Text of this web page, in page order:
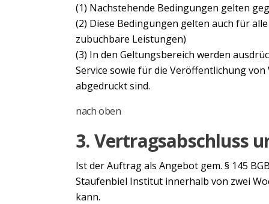
(1) Nachstehende Bedingungen gelten
(2) Diese Bedingungen gelten auch für
zubuchbare Leistungen)
(3) In den Geltungsbereich werden
Service sowie für die Veröffentlichung
abgedruckt sind.
nach oben
3. Vertragsabschluss
Ist der Auftrag als Angebot gem. § 145
Staufenbiel Institut innerhalb von zwei
kann.